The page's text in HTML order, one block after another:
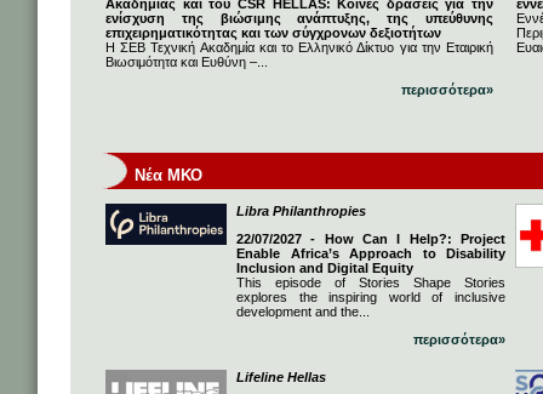
Ακαδημίας και του CSR HELLAS: Κοινές δράσεις για την
ενίσχυση της βιώσιμης ανάπτυξης, της υπεύθυνης
επιχειρηματικότητας και των σύγχρονων δεξιοτήτων
Η ΣΕΒ Τεχνική Ακαδημία και το Ελληνικό Δίκτυο για την Εταιρική
Βιωσιμότητα και Ευθύνη –...
περισσότερα»
Νέα ΜΚΟ
Libra Philanthropies
22/07/2027 - How Can I Help?: Project
Enable Africa’s Approach to Disability
Inclusion and Digital Equity
This episode of Stories Shape Stories
explores the inspiring world of inclusive
development and the...
περισσότερα»
Lifeline Hellas